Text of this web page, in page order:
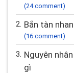
(24 comment)
2. Bắn tàn
(16 comment)
3. Nguyên nhân gây nám da ở phụ nữ trung niên là
gì